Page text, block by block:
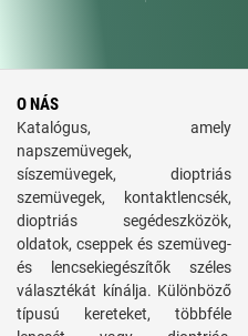
O NÁS
Katalógus, amely
napszemüvegek,
síszemüvegek, dioptriás
szemüvegek, kontaktlencsék,
dioptriás segédeszközök,
oldatok, cseppek és szemüveg-
és lencsekiegészítők széles
választékát kínálja. Különböző
típusú kereteket, többféle